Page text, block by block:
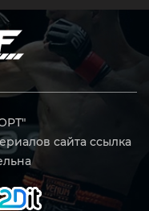
сайта ссылка
закрыть